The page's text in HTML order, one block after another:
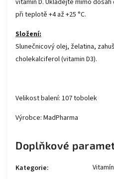
vitamin D. Ukládejte mimo
při teplotě +4 až +25 °C.
Složení:
Slunečnicový olej, želatina,
cholekalciferol (vitamin D3).
Velikost balení: 107 tobolek
Výrobce: MadPharma
Doplňkové
Kategorie: